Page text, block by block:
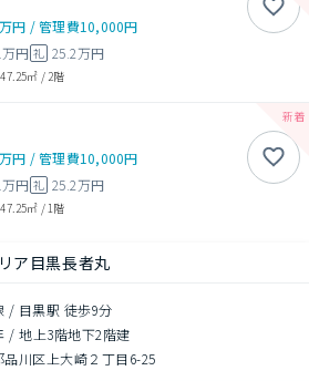
万円 /管理費10,000円
円 礼 25.2万円
47.25㎡ /2階
万円 /管理費10,000円
円 礼 25.2万円
47.25㎡ / 1階
ア目黒長者丸
/ 目黒駅 徒歩9分
/地上3階地下2階建
品川区上大崎２丁目6-25